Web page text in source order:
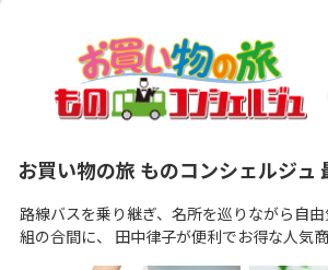
お買い物の旅 ものコンシェルジュ
路線バスを乗り継ぎ、名所を巡りながら自
組の合間に、 田中律子が便利でお得な人気